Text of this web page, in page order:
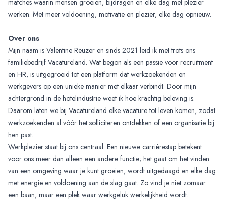
matches waarin mensen groeien, bijdragen en elke dag met plezier
werken. Met meer voldoening, motivatie en plezier, elke dag opnieuw.
Over ons
Mijn naam is Valentine Reuzer en sinds 2021 leid ik met trots ons
familiebedrijf Vacatureland. Wat begon als een passie voor recruitment
en HR, is uitgegroeid tot een platform dat werkzoekenden en
werkgevers op een unieke manier met elkaar verbindt. Door mijn
achtergrond in de hotelindustrie weet ik hoe krachtig beleving is.
Daarom laten we bij Vacatureland elke vacature tot leven komen, zodat
werkzoekenden al vóór het solliciteren ontdekken of een organisatie bij
hen past.
Werkplezier staat bij ons centraal. Een nieuwe carrièrestap betekent
voor ons meer dan alleen een andere functie; het gaat om het vinden
van een omgeving waar je kunt groeien, wordt uitgedaagd en elke dag
met energie en voldoening aan de slag gaat. Zo vind je niet zomaar
een baan, maar een plek waar werkgeluk werkelijkheid wordt.